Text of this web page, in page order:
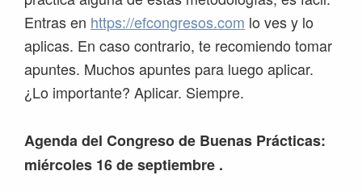
Entras en https://efcongresos.com lo ves y lo
aplicas. En caso contrario, te recomiendo tomar
apuntes. Muchos apuntes para luego aplicar.
¿Lo importante? Aplicar. Siempre.
Agenda del Congreso de Buenas Prácticas:
miércoles 16 de septiembre .